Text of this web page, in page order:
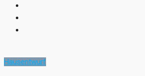
Hausentwurf